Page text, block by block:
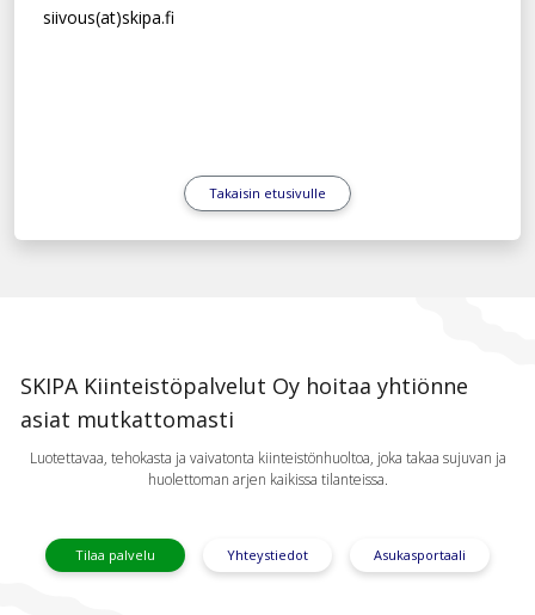
siivous(at)skipa.fi
Takaisin etusivulle
SKIPA Kiinteistöpalvelut Oy hoitaa yhtiönne
asiat mutkattomasti
Luotettavaa, tehokasta ja vaivatonta kiinteistönhuoltoa, joka takaa sujuvan ja
huolettoman arjen kaikissa tilanteissa.
Tilaa palvelu Yhteystiedot Asukasportaali